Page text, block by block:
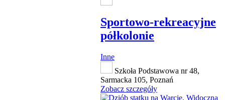
Sportowo-rekreacyjne
półkolonie
Inne
Szkoła Podstawowa nr 48,
Sarmacka 105, Poznań
Zobacz szczegóły